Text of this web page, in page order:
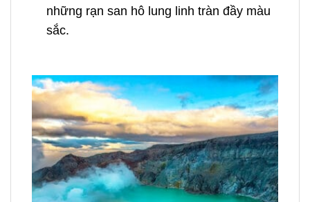
những rạn san hô lung linh tràn đầy màu
sắc.